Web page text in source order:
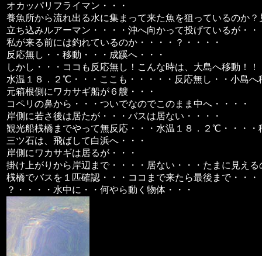
オカッパリフライマン・・・
養魚所から流れ出る水に集まって来た魚を狙っているのか
立ち込みルアーマン・・・・沖へ向かって投げているが・・
私が来る前には釣れているのか・・・・？・・・・
反応無し・・移動・・・成蹊へ・・・
しかし・・・ココも反応無し！こんな時は、大島へ移動！！
水温１８．２℃・・・ここも・・・・・反応無し・・小島へ
元箱根側にワカサギ船が６艘・・・
コペリの鼻から・・・ついでなのでこのまま中へ・・・・
岸側に若さ後は居たが・・・バスは居ない・・・・
観光船桟橋までやって無反応・・・水温１８．２℃・・・・
三ツ石は、飛ばして白浜へ・・・
岸側にワカサギは居るが・・・
掛け上がりから岸辺まで・・・・居ない・・・たまに見え
桟橋でバスを１匹確認・・・ココまで来たら最後まで・・・
？・・・・水中に・・何やら動く物体・・・